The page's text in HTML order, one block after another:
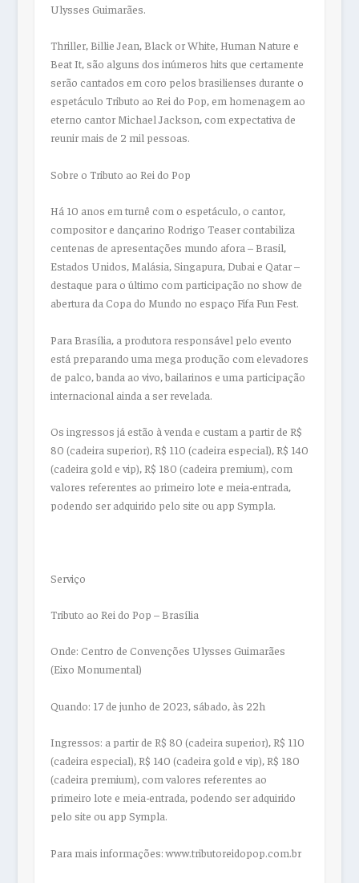
Ulysses Guimarães.
Thriller,Billie Jean,Black or White,Human Nature e
Beat It, são alguns dos inúmeros hits que certamente
serão cantados em coro pelos brasilienses durante o
espetáculo Tributo ao Rei do Pop, em homenagem ao
eterno cantor Michael Jackson, com expectativa de
reunir mais de 2 mil pessoas.
Sobre o Tributo ao Rei do Pop
Há 10 anos em turnê com o espetáculo, o cantor,
compositor e dançarino Rodrigo Teaser contabiliza
centenas de apresentações mundo afora – Brasil,
Estados Unidos, Malásia, Singapura, Dubai e Qatar –
destaque para o último com participação no show de
abertura da Copa do Mundo no espaço Fifa Fun Fest.
Para Brasília, a produtora responsável pelo evento
está preparando uma mega produção com elevadores
de palco, banda ao vivo, bailarinos e uma participação
internacional ainda a ser revelada.
Os ingressos já estão à venda e custam a partir de R$
80 (cadeira superior), R$ 110 (cadeira especial), R$ 140
(cadeira gold e vip), R$ 180 (cadeira premium), com
valores referentes ao primeiro lote e meia-entrada,
podendo ser adquirido pelo site ou app Sympla.
Serviço
Tributo ao Rei do Pop – Brasília
Onde: Centro de Convenções Ulysses Guimarães
(Eixo Monumental)
Quando: 17 de junho de 2023, sábado, às 22h
Ingressos: a partir de R$ 80 (cadeira superior), R$ 110
(cadeira especial), R$ 140 (cadeira gold e vip), R$ 180
(cadeira premium), com valores referentes ao
primeiro lote e meia-entrada, podendo ser adquirido
pelo site ou app Sympla.
Para mais informações: www.tributoreidopop.com.br